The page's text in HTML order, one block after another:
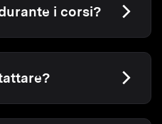
i corsi?